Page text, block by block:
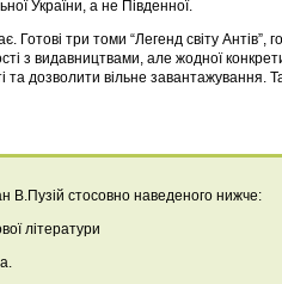
України, а не Південної.
Готові три томи “Легенд світу Антів”,
з видавництвами, але жодної
та дозволити вільне завантажування.
В.Пузій стосовно наведеного нижче:
літератури